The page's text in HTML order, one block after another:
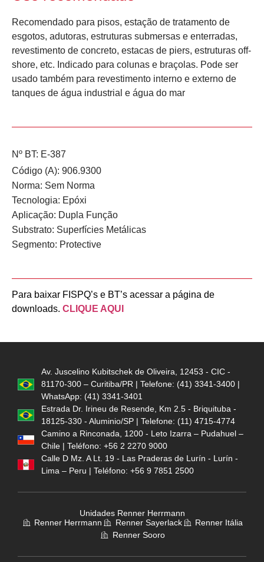
Recomendado para pisos, estação de tratamento de
esgotos, adutoras, estruturas submersas e enterradas,
revestimento de concreto, estacas de piers, estruturas off-
shore, etc. Indicado para colunas e braçolas. Pode ser
usado também para revestimento interno e externo de
tanques de água industrial e água do mar
Nº BT: E-387
Código (A): 906.9300
Norma: Sem Norma
Tecnologia: Epóxi
Aplicação: Dupla Função
Substrato: Superfícies Metálicas
Segmento: Protective
Para baixar FISPQ’s e BT’s acessar a página de
downloads. CLIQUE AQUI
Av. Juscelino Kubitschek de Oliveira, 12453 - CIC -
81170-300 – Curitiba/PR | Telefone: (41) 3341-3400 |
WhatsApp: (41) 3341-3401
Estrada Dr. Irineu de Resende, Km 2.5 - Briquituba -
18125-330 - Aluminio/SP | Telefone: (11) 4715-4774
Camino a Rinconada, 1200 - Leto Izarra – Pudahuel –
Chile | Teléfono: +56 2 2270 9000
Calle D Mz. A Lt. 19 - Las Praderas de Lurín - Lurín -
Lima – Peru | Teléfono: +56 9 7851 2500
Unidades Renner Herrmann
Renner Herrmann
Renner Sayerlack
Renner Itália
Renner Sooro